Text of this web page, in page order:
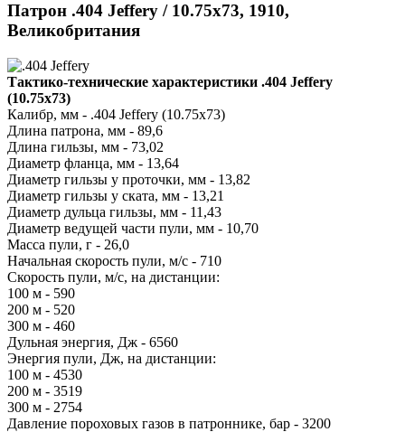
Патрон .404 Jeffery / 10.75x73, 1910,
Великобритания
Тактико-технические характеристики .404 Jeffery
(10.75x73)
Калибр, мм - .404 Jeffery (10.75x73)
Длина патрона, мм - 89,6
Длина гильзы, мм - 73,02
Диаметр фланца, мм - 13,64
Диаметр гильзы у проточки, мм - 13,82
Диаметр гильзы у ската, мм - 13,21
Диаметр дульца гильзы, мм - 11,43
Диаметр ведущей части пули, мм - 10,70
Масса пули, г - 26,0
Начальная скорость пули, м/с - 710
Скорость пули, м/с, на дистанции:
100 м - 590
200 м - 520
300 м - 460
Дульная энергия, Дж - 6560
Энергия пули, Дж, на дистанции:
100 м - 4530
200 м - 3519
300 м - 2754
Давление пороховых газов в патроннике, бар - 3200